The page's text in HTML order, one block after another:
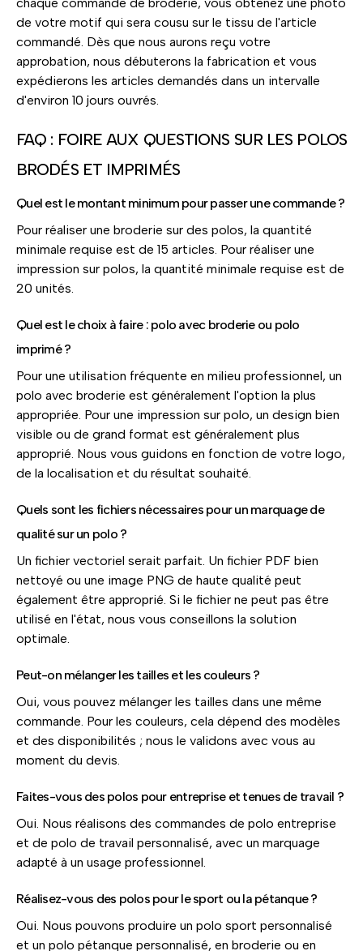
de votre motif qui sera cousu sur le tissu de l'article
commandé. Dès que nous aurons reçu votre
approbation, nous débuterons la fabrication et vous
expédierons les articles demandés dans un intervalle
d'environ 10 jours ouvrés.
FAQ : FOIRE AUX QUESTIONS SUR LES POLOS
BRODÉS ET IMPRIMÉS
Quel est le montant minimum pour passer une commande ?
Pour réaliser une broderie sur des polos, la quantité
minimale requise est de 15 articles. Pour réaliser une
impression sur polos, la quantité minimale requise est de
20 unités.
Quel est le choix à faire : polo avec broderie ou polo
imprimé ?
Pour une utilisation fréquente en milieu professionnel, un
polo avec broderie est généralement l'option la plus
appropriée. Pour une impression sur polo, un design bien
visible ou de grand format est généralement plus
approprié. Nous vous guidons en fonction de votre logo,
de la localisation et du résultat souhaité.
Quels sont les fichiers nécessaires pour un marquage de
qualité sur un polo ?
Un fichier vectoriel serait parfait. Un fichier PDF bien
nettoyé ou une image PNG de haute qualité peut
également être approprié. Si le fichier ne peut pas être
utilisé en l'état, nous vous conseillons la solution
optimale.
Peut-on mélanger les tailles et les couleurs ?
Oui, vous pouvez mélanger les tailles dans une même
commande. Pour les couleurs, cela dépend des modèles
et des disponibilités ; nous le validons avec vous au
moment du devis.
Faites-vous des polos pour entreprise et tenues de travail ?
Oui. Nous réalisons des commandes de polo entreprise
et de polo de travail personnalisé, avec un marquage
adapté à un usage professionnel.
Réalisez-vous des polos pour le sport ou la pétanque ?
Oui. Nous pouvons produire un polo sport personnalisé
et un polo pétanque personnalisé, en broderie ou en